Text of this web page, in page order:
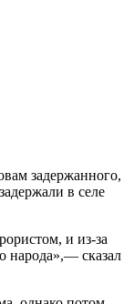
задержанного,
в селе
и из-за
народа»,— сказал